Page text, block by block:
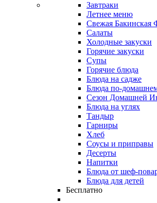
Завтраки
Летнее меню
Свежая Бакинская
Салаты
Холодные закуски
Горячие закуски
Супы
Горячие блюда
Блюда на садже
Блюда по-
Сезон Домашней
Блюда на углях
Тандыр
Гарниры
Хлеб
Соусы и приправы
Десерты
Напитки
Блюда от шеф-
Блюда для детей
Бесплатно